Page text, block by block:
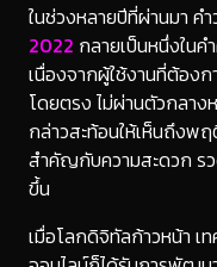
ในช่วงหลายปีที่ผ่านมา คำ
2022 กลายเป็นหนึ่งในค
เนื่องจากผู้ใช้งานที่ต้อง
โดยตรง ไม่ผ่านตัวกลา
กล่าวสะท้อนให้เห็นถึงพ
สำคัญกับความสะดวก รว
ขึ้น
เมื่อโลกดิจิทัลก้าวหน้า